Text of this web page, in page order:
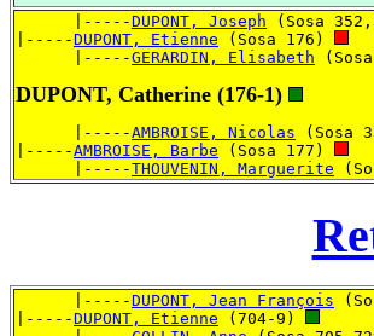
      |-----
DUPONT, Joseph (Sosa
|-----DUPONT, Etienne (Sosa 176)
      |-----
GERARDIN, Elisabeth
DUPONT, Catherine (176-1)
      |-----
AMBROISE, Nicolas (Sosa
|-----AMBROISE, Barbe (Sosa 177)
      |-----
THOUVENIN, Marguerite
      |-----
DUPONT, Jean François
|-----DUPONT, Etienne (704-9)